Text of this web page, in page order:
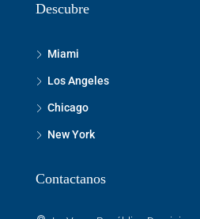
Descubre
Miami
Los Angeles
Chicago
New York
Contactanos